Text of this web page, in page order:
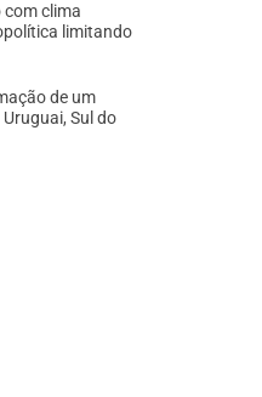
com clima
limitando
de um
Sul do